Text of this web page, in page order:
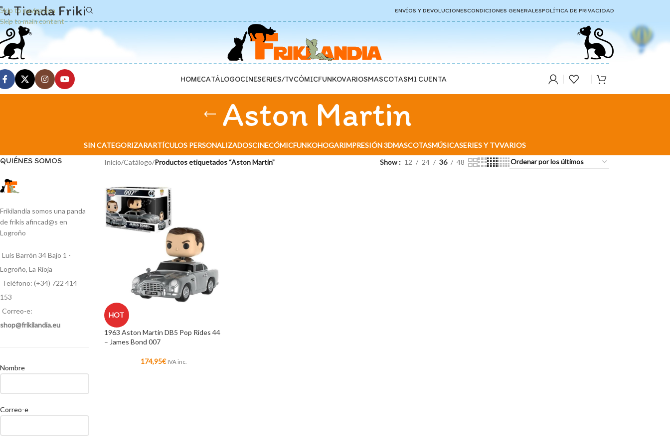
Skip to navigation
Skip to main content
Tienda Friki ENVÍOS Y DEVOLUCIONESCONDICIONES GENERALESPOLÍTICA DE PRIVACIDAD
HOMECATÁLOGOCINESERIES/TVCÓMICFUNKOVARIOSMASCOTASMI CUENTA
Aston Martin
SIN CATEGORIZARARTÍCULOS PERSONALIZADOSCINECÓMICFUNKOHOGARIMPRESIÓN 3DMASCOTASMÚSICASERIES Y TVVARIOS
QUIÉNES SOMOS
Frikilandia somos una panda
de frikis afincad@s en
Logroño
Luis Barrón 34 Bajo 1 -
Logroño, La Rioja
Teléfono: (+34) 722 414
153
Correo-e:
shop@frikilandia.eu
Nombre
Correo-e
Inicio/Catálogo/Productos etiquetados “Aston Martin” Show 12 24 36 48
HOT
1963 Aston Martin DB5 Pop Rides 44
– James Bond 007
174,95€ IVA inc.